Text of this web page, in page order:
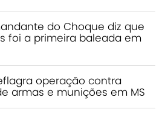
do Choque diz que
foi a primeira baleada em
operação contra
armas e munições em MS